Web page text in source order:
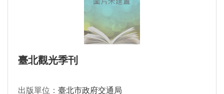
臺北觀光季刊
出版單位： 臺北市政府交通局